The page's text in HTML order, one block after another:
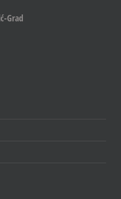
Grad